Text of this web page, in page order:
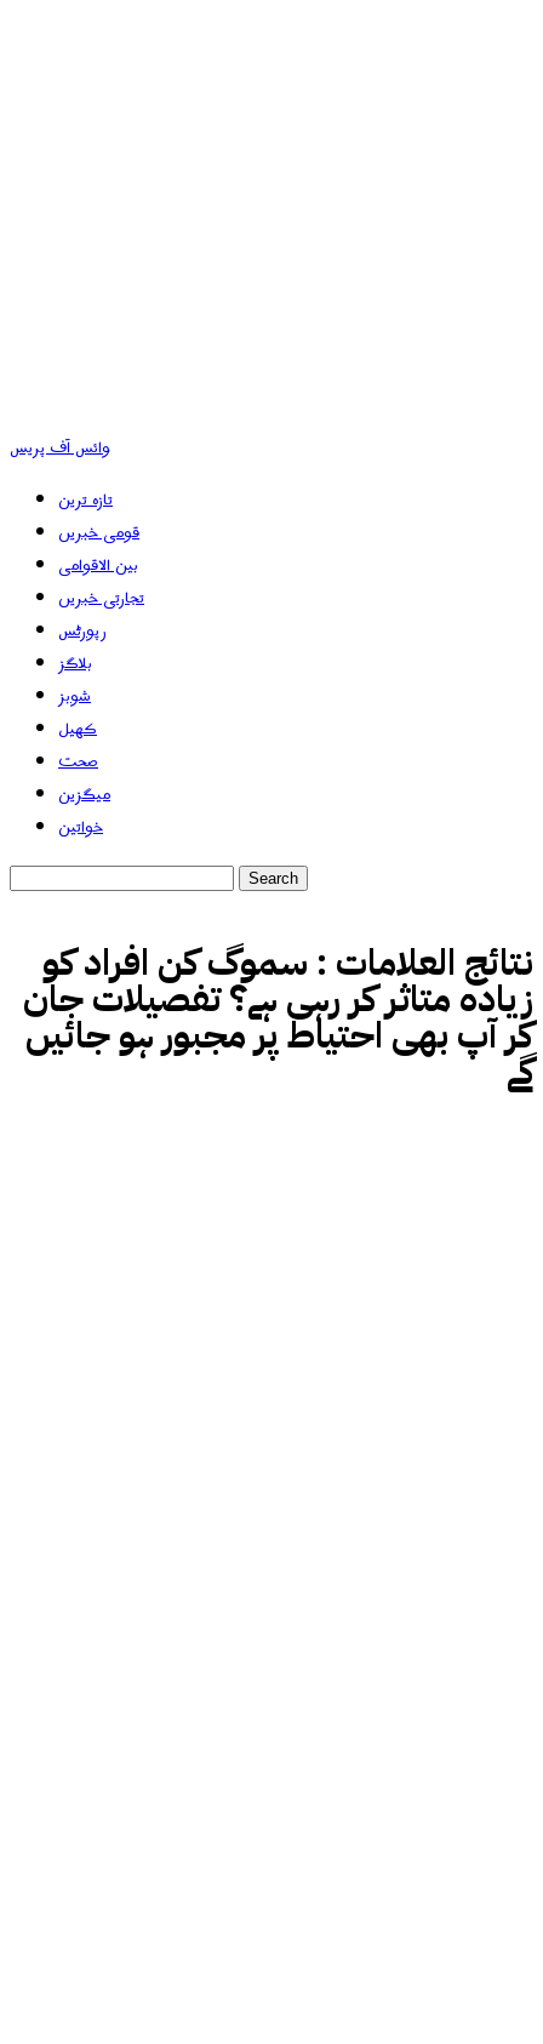
وائس آف پریس
تازہ ترین
قومی خبریں
بین الاقوامی
تجارتی خبریں
رپورٹس
بلاگز
شوبز
کھیل
صحت
میگزین
خواتین
نتائج العلامات : سموگ کن افراد کو
زیادہ متاثر کر رہی ہے؟ تفصیلات جان
کر آپ بھی احتیاط پر مجبور ہو جائیں
گے